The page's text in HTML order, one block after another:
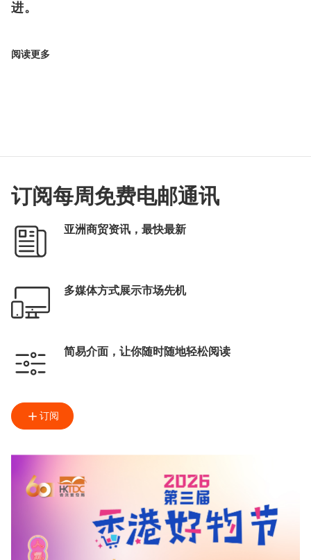
进。
阅读更多
订阅每周免费电邮通讯
亚洲商贸资讯，最快最新
多媒体方式展示市场先机
简易介面，让你随时随地轻松阅读
订阅